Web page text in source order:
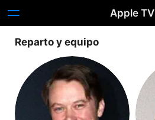
Apple TV
Reparto y equipo